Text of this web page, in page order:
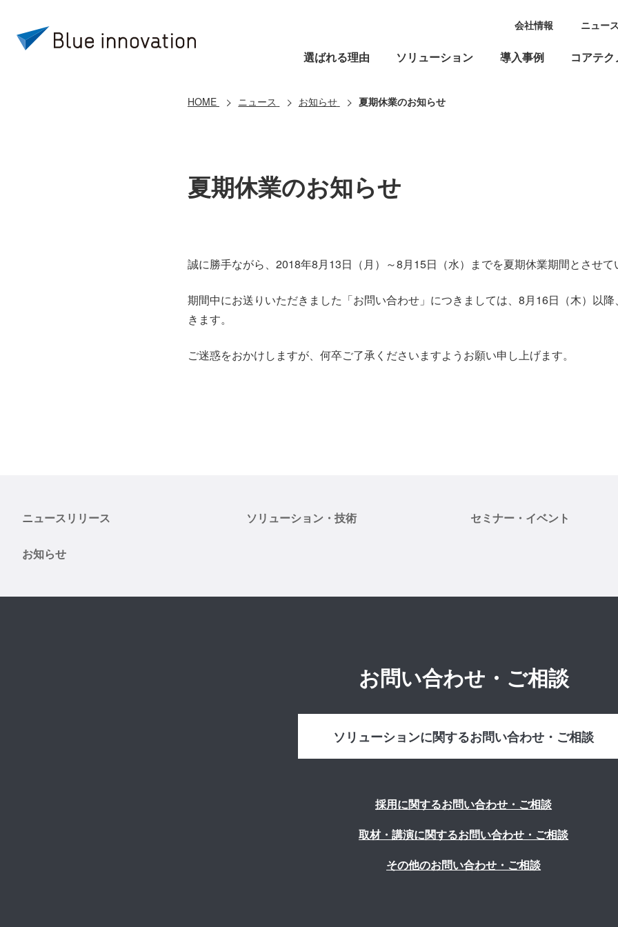
選ばれる理由 ソリューション 導入事例 コアテ
会社情報 ニュー
HOME ニュース お知らせ 夏期休業のお知らせ
夏期休業のお知らせ
誠に勝手ながら、2018年8月13日（月）～8月15日（水）までを夏期休業期間とさせ
期間中にお送りいただきました「お問い合わせ」につきましては、8月16日（木）以
きます。
ご迷惑をおかけしますが、何卒ご了承くださいますようお願い申し上げます。
ニュースリリース ソリューション・技術 セミナー・イベント
お知らせ
お問い合わせ・ご相談
ソリューションに関するお問い合わせ・ご相談
採用に関するお問い合わせ・ご相談
取材・講演に関するお問い合わせ・ご相談
その他のお問い合わせ・ご相談